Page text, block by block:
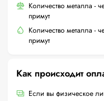
Количество металла -
примут
Количество металла -
примут
Как происходит
Если вы физическое